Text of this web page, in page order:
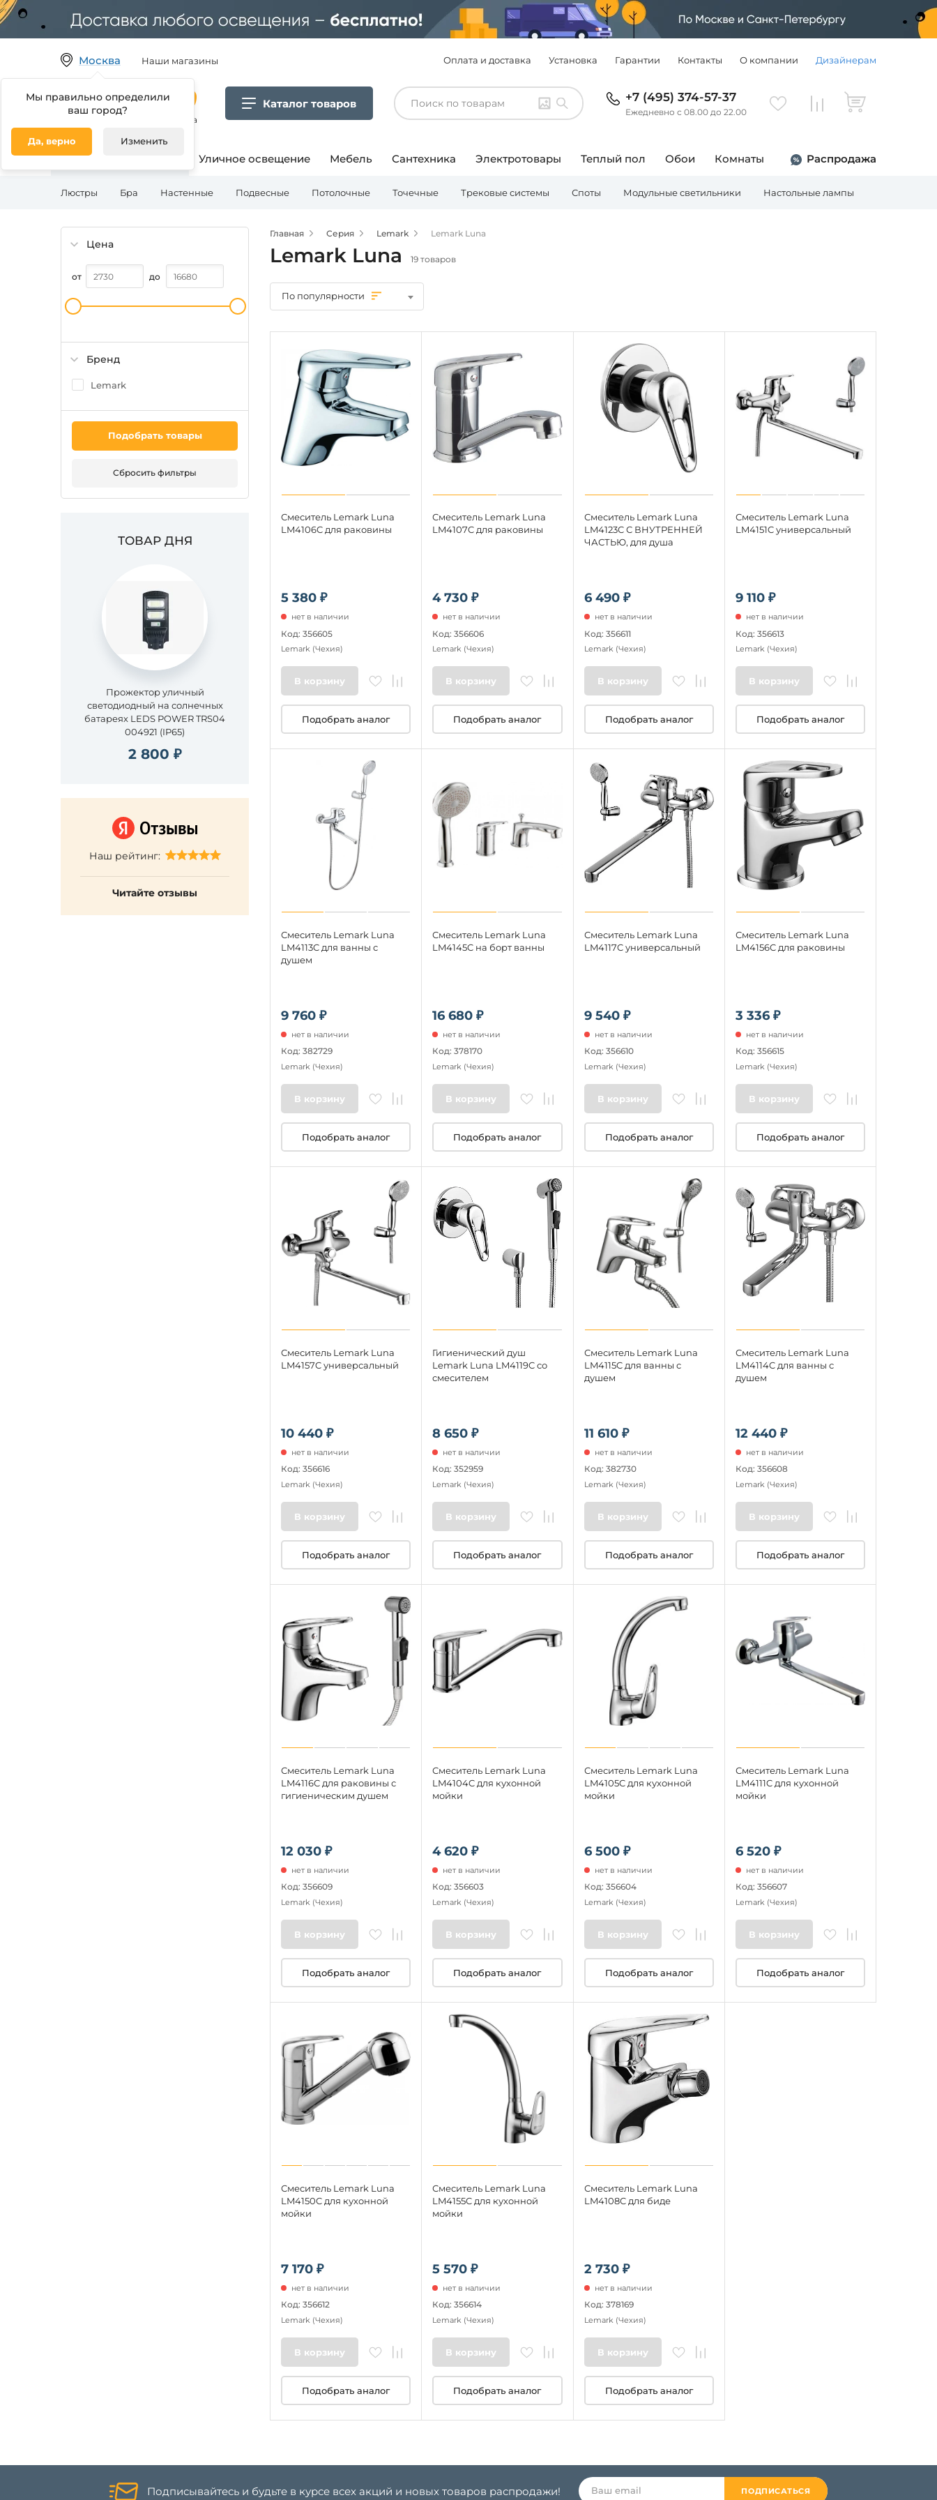
Москва
Мы правильно определили
ваш город?
Да, верно Изменить
Наши магазины Оплата и доставка Установка Гарантии Контакты О компании Дизайнерам
Гипермаркет товаров для дома
Каталог товаров +7 (495) 374-57-37
Ежедневно с 08.00 до 22.00
Освещение для дома Уличное освещение Мебель Сантехника Электротовары Теплый пол Обои Комнаты Распродажа
Люстры Бра Настенные Подвесные Потолочные Точечные Трековые системы Споты Модульные светильники Настольные лампы
Цена
от до
Бренд
Lemark
Подобрать товары
Сбросить фильтры
ТОВАР ДНЯ
Прожектор уличный
светодиодный на солнечных
батареях LEDS POWER TRS04
004921 (IP65)
2 800 ₽
Наш рейтинг:
Читайте отзывы
Главная Серия Lemark Lemark Luna
Lemark Luna 19 товаров
По популярности
5 380 ₽
Смеситель Lemark Luna
LM4106C для раковины
нет в наличии
Код: 356605
Lemark (Чехия)
В корзину
Подобрать аналог
4 730 ₽
Смеситель Lemark Luna
LM4107C для раковины
нет в наличии
Код: 356606
Lemark (Чехия)
В корзину
Подобрать аналог
6 490 ₽
Смеситель Lemark Luna
LM4123C С ВНУТРЕННЕЙ
ЧАСТЬЮ, для душа
нет в наличии
Код: 356611
Lemark (Чехия)
В корзину
Подобрать аналог
9 110 ₽
Смеситель Lemark Luna
LM4151C универсальный
нет в наличии
Код: 356613
Lemark (Чехия)
В корзину
Подобрать аналог
9 760 ₽
Смеситель Lemark Luna
LM4113C для ванны с
душем
нет в наличии
Код: 382729
Lemark (Чехия)
В корзину
Подобрать аналог
16 680 ₽
Смеситель Lemark Luna
LM4145C на борт ванны
нет в наличии
Код: 378170
Lemark (Чехия)
В корзину
Подобрать аналог
9 540 ₽
Смеситель Lemark Luna
LM4117C универсальный
нет в наличии
Код: 356610
Lemark (Чехия)
В корзину
Подобрать аналог
3 336 ₽
Смеситель Lemark Luna
LM4156C для раковины
нет в наличии
Код: 356615
Lemark (Чехия)
В корзину
Подобрать аналог
10 440 ₽
Смеситель Lemark Luna
LM4157C универсальный
нет в наличии
Код: 356616
Lemark (Чехия)
В корзину
Подобрать аналог
8 650 ₽
Гигиенический душ
Lemark Luna LM4119C со
смесителем
нет в наличии
Код: 352959
Lemark (Чехия)
В корзину
Подобрать аналог
11 610 ₽
Смеситель Lemark Luna
LM4115C для ванны с
душем
нет в наличии
Код: 382730
Lemark (Чехия)
В корзину
Подобрать аналог
12 440 ₽
Смеситель Lemark Luna
LM4114C для ванны с
душем
нет в наличии
Код: 356608
Lemark (Чехия)
В корзину
Подобрать аналог
12 030 ₽
Смеситель Lemark Luna
LM4116C для раковины с
гигиеническим душем
нет в наличии
Код: 356609
Lemark (Чехия)
В корзину
Подобрать аналог
4 620 ₽
Смеситель Lemark Luna
LM4104C для кухонной
мойки
нет в наличии
Код: 356603
Lemark (Чехия)
В корзину
Подобрать аналог
6 500 ₽
Смеситель Lemark Luna
LM4105C для кухонной
мойки
нет в наличии
Код: 356604
Lemark (Чехия)
В корзину
Подобрать аналог
6 520 ₽
Смеситель Lemark Luna
LM4111C для кухонной
мойки
нет в наличии
Код: 356607
Lemark (Чехия)
В корзину
Подобрать аналог
7 170 ₽
Смеситель Lemark Luna
LM4150C для кухонной
мойки
нет в наличии
Код: 356612
Lemark (Чехия)
В корзину
Подобрать аналог
5 570 ₽
Смеситель Lemark Luna
LM4155C для кухонной
мойки
нет в наличии
Код: 356614
Lemark (Чехия)
В корзину
Подобрать аналог
2 730 ₽
Смеситель Lemark Luna
LM4108C для биде
нет в наличии
Код: 378169
Lemark (Чехия)
В корзину
Подобрать аналог
Подписывайтесь и будьте в курсе всех акций и новых товаров распродажи! ПОДПИСАТЬСЯ